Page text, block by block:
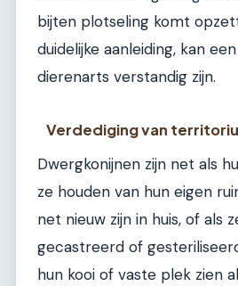
bijten plotseling komt
duidelijke aanleiding, kan
dierenarts verstandig zijn.
Verdediging van
Dwergkonijnen zijn net als
ze houden van hun eigen
net nieuw zijn in huis, of als
gecastreerd of
hun kooi of vaste plek zien